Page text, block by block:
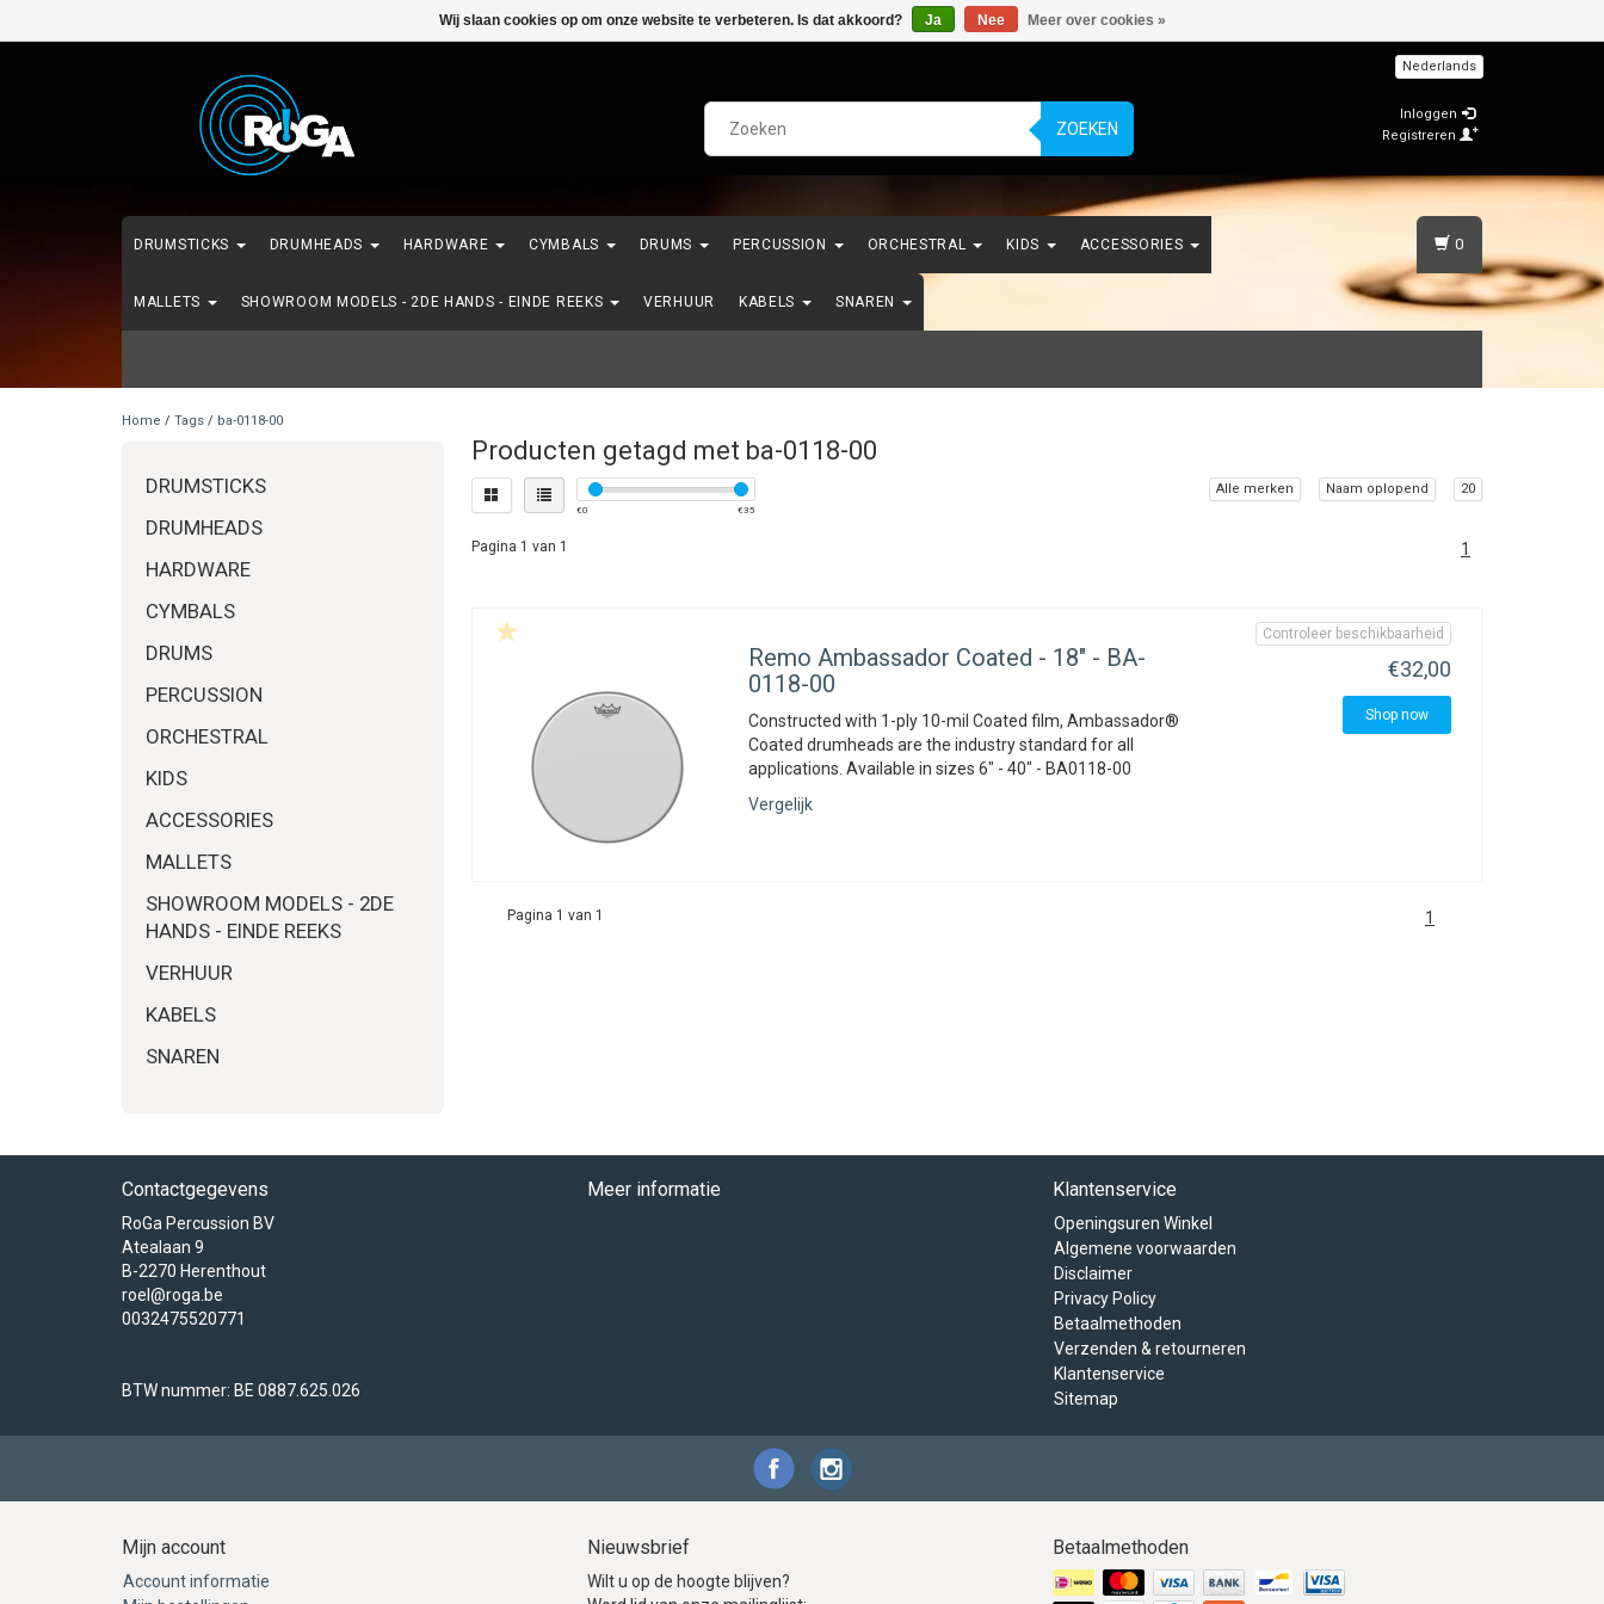
ZOEKEN
Nederlands
Inloggen
Registreren
DRUMSTICKS DRUMHEADS HARDWARE CYMBALS DRUMS PERCUSSION ORCHESTRAL KIDS ACCESSORIES
MALLETS SHOWROOM MODELS - 2DE HANDS - EINDE REEKS VERHUUR KABELS SNAREN
0
Home / Tags / ba-0118-00
DRUMSTICKS
DRUMHEADS
HARDWARE
CYMBALS
DRUMS
PERCUSSION
ORCHESTRAL
KIDS
ACCESSORIES
MALLETS
SHOWROOM MODELS - 2DE
HANDS - EINDE REEKS
VERHUUR
KABELS
SNAREN
Producten getagd met ba-0118-00
€0 €35
Alle merken Naam oplopend 20
Pagina 1 van 1 1
Remo Ambassador Coated - 18" - BA-
0118-00
Constructed with 1-ply 10-mil Coated film, Ambassador®
Coated drumheads are the industry standard for all
applications. Available in sizes 6" - 40" - BA0118-00
Vergelijk
Controleer beschikbaarheid
€32,00
Shop now
Pagina 1 van 1 1
Contactgegevens
RoGa Percussion BV
Atealaan 9
B-2270 Herenthout
roel@roga.be
0032475520771
BTW nummer: BE 0887.625.026
Meer informatie Klantenservice
Openingsuren Winkel
Algemene voorwaarden
Disclaimer
Privacy Policy
Betaalmethoden
Verzenden & retourneren
Klantenservice
Sitemap
Mijn account
Account informatie
Nieuwsbrief
Wilt u op de hoogte blijven?
Betaalmethoden
Wij slaan cookies op om onze website te verbeteren. Is dat akkoord? Ja Nee Meer over cookies »